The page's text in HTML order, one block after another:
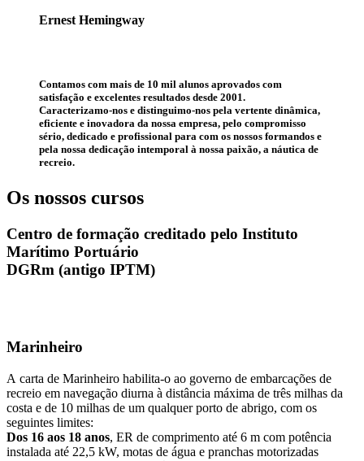
Ernest Hemingway
Contamos com mais de 10 mil alunos aprovados com
satisfação e excelentes resultados desde 2001.
Caracterizamo-nos e distinguimo-nos pela vertente dinâmica,
eficiente e inovadora da nossa empresa, pelo compromisso
sério, dedicado e profissional para com os nossos formandos e
pela nossa dedicação intemporal à nossa paixão, a náutica de
recreio.
Os nossos cursos
Centro de formação creditado pelo Instituto
Marítimo Portuário
DGRm (antigo IPTM)
Marinheiro
A carta de Marinheiro habilita-o ao governo de embarcações de
recreio em navegação diurna à distância máxima de três milhas da
costa e de 10 milhas de um qualquer porto de abrigo, com os
seguintes limites:
Dos 16 aos 18 anos, ER de comprimento até 6 m com potência
instalada até 22,5 kW, motas de água e pranchas motorizadas